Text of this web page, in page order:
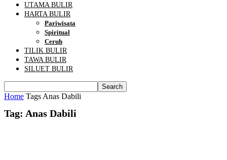
UTAMA BULIR
HARTA BULIR
Pariwisata
Spiritual
Ceruh
TILIK BULIR
TAWA BULIR
SILUET BULIR
Home Tags Anas Dabili
Tag: Anas Dabili